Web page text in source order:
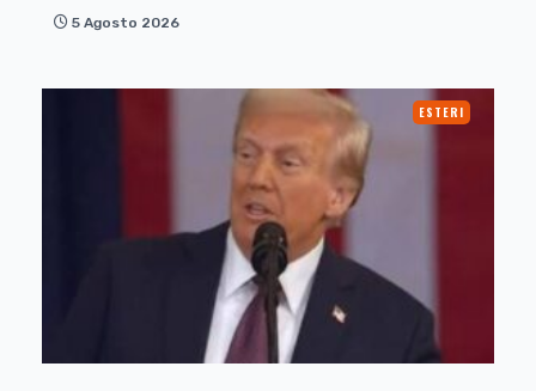
5 Agosto 2026
ESTERI